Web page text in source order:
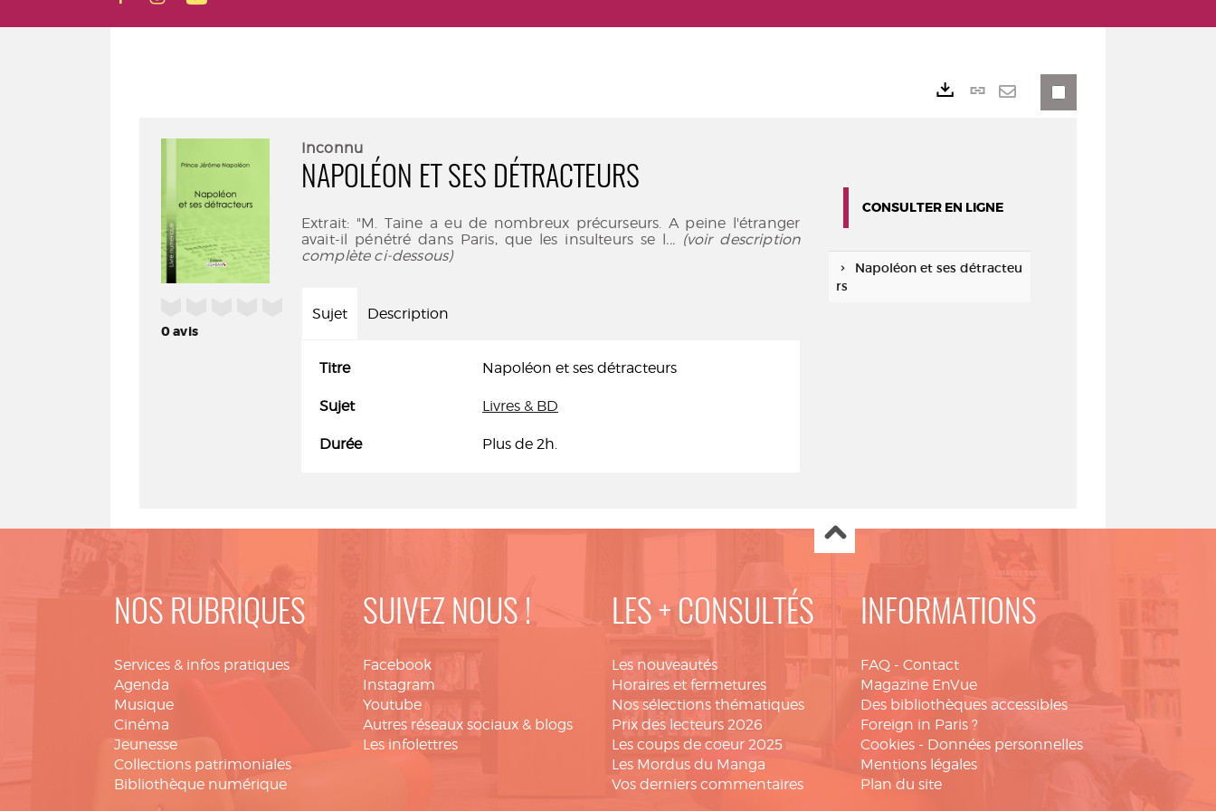
0avis
Inconnu
NAPOLÉON ET SES DÉTRACTEURS
Extrait: "M. Taine a eu de nombreux précurseurs. A peine l'étranger
avait-il pénétré dans Paris, que les insulteurs se l... (voir description
complète ci-dessous)
Sujet Description
Titre Napoléon et ses détracteurs
Sujet Livres & BD
Durée Plus de 2h.
Lien
CONSULTER EN LIGNE
Napoléon et ses détracteu
rs
NOS RUBRIQUES
Services & infos pratiques
Agenda
Musique
Cinéma
Jeunesse
Collections patrimoniales
Bibliothèque numérique
SUIVEZ NOUS !
Facebook
Instagram
Youtube
Autres réseaux sociaux & blogs
Les infolettres
LES + CONSULTÉS
Les nouveautés
Horaires et fermetures
Nos sélections thématiques
Prix des lecteurs 2026
Les coups de coeur 2025
Les Mordus du Manga
Vos derniers commentaires
INFORMATIONS
FAQ - Contact
Magazine EnVue
Des bibliothèques accessibles
Foreign in Paris ?
Cookies - Données personnelles
Mentions légales
Plan du site